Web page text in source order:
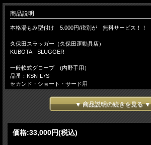
商品説明
本格湯もみ型付け 5.000円/税別が 無料サービス！！
久保田スラッガー（久保田運動具店）
KUBOTA SLUGGER
一般軟式グローブ (内野手用）
品番：KSN-L7S
セカンド・ショート・サード用
グラブの大きさ：大
手入れ部：大
右投げ
▼ 商品説明の続きを見る ▼
価格:33,000円(税込)